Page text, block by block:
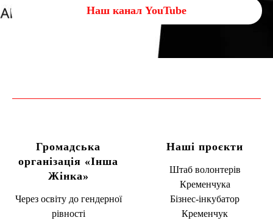
Наш канал YouTube
Громадська
організація «Інша
Жінка»
Через освіту до гендерної
рівності
Наші проєкти
Штаб волонтерів
Кременчука
Бізнес-інкубатор
Кременчук